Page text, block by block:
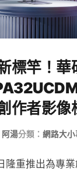
標竿！
作者影像
阿湯分類： 網路大小
隆重推出為專